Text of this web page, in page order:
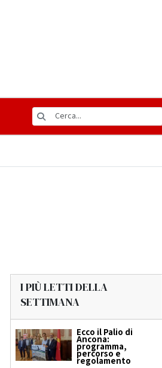
I PIÙ LETTI DELLA
SETTIMANA
Ecco il Palio di
Ancona:
programma,
percorso e
regolamento